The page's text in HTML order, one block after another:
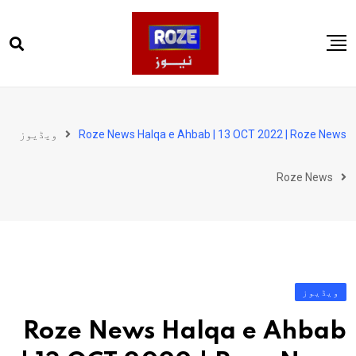
to
پاکستان
کھیل
Roze News Halqa e Ahbab | 13 OCT 2022 | Roze News ویڈیوز
Roze News
ویڈیوز
Roze News Halqa e Ahbab